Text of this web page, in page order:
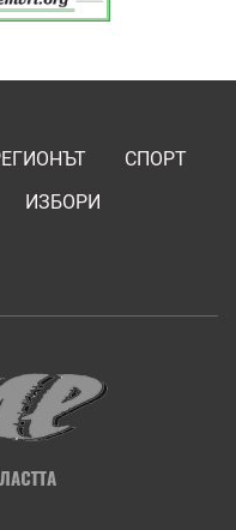
СПОРТ
ИЗБОРИ